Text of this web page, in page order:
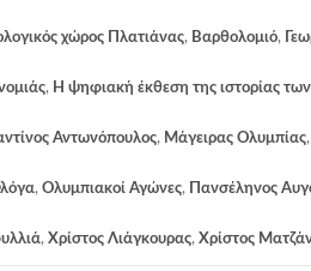
χώρος Πλατιάνας, Βαρθολομιό,
, Η ψηφιακή έκθεση της ιστορίας
Αντωνόπουλος, Μάγειρας Ολυμπίας,
, Ολυμπιακοί Αγώνες, Πανσέληνος
, Χρίστος Λιάγκουρας, Χρίστος